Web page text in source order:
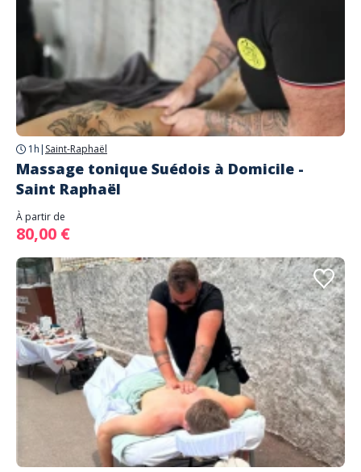
1h | Saint-Raphaël
Massage tonique Suédois à Domicile -
Saint Raphaël
À partir de
80,00 €